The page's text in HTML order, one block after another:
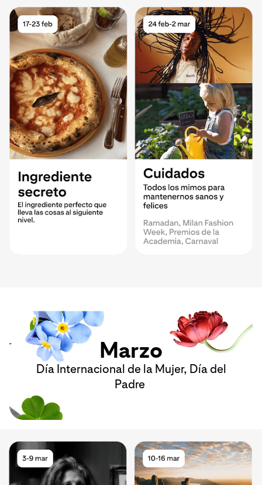
Marzo
Día Internacional de la Mujer, Día del
Padre